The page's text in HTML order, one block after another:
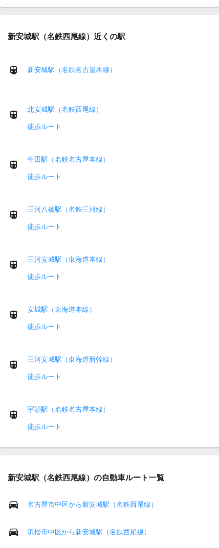
新安城駅（名鉄西尾線）近くの駅
新安城駅（名鉄名古屋本線）
北安城駅（名鉄西尾線）
徒歩ルート
牛田駅（名鉄名古屋本線）
徒歩ルート
三河八橋駅（名鉄三河線）
徒歩ルート
三河安城駅（東海道本線）
徒歩ルート
安城駅（東海道本線）
徒歩ルート
三河安城駅（東海道新幹線）
徒歩ルート
宇頭駅（名鉄名古屋本線）
徒歩ルート
新安城駅（名鉄西尾線）の自動車ルート一覧
名古屋市中区から新安城駅（名鉄西尾線）
浜松市中区から新安城駅（名鉄西尾線）